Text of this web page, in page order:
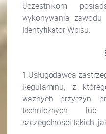
Uczestnikom
wykonywania
Identyfikator Wpisu.
1.Usługodawca
Regulaminu, z
ważnych przyczyn
technicznych
szczególności takich,